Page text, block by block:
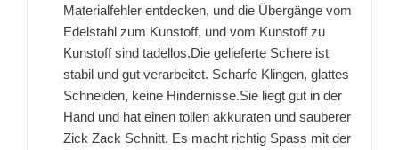
Materialfehler entdecken, und die Übergänge vom
Edelstahl zum Kunstoff, und vom Kunstoff zu
Kunstoff sind tadellos.Die gelieferte Schere ist
stabil und gut verarbeitet. Scharfe Klingen, glattes
Schneiden, keine Hindernisse.Sie liegt gut in der
Hand und hat einen tollen akkuraten und sauberer
Zick Zack Schnitt. Es macht richtig Spass mit der